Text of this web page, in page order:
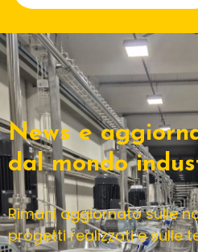
News e
dal mondo
Rimani aggiornato sulle
progetti realizzati e sulle